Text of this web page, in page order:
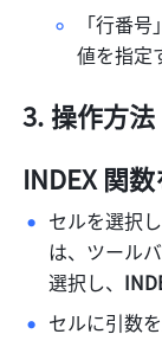
「行番
値を指定
操作方法
INDEX 関
セルを選択
は、ツール
選択し、
セルに引数